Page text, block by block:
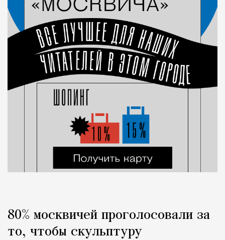
80% москвичей проголосовали за
то, чтобы скульптуру